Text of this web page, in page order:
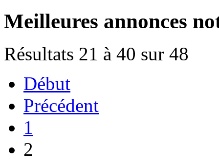
Meilleures annonces
Résultats 21 à 40 sur 48
Début
Précédent
1
2